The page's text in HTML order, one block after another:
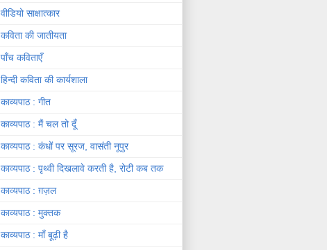
वीडियो साक्षात्कार
कविता की जातीयता
पाँच कविताएँ
हिन्दी कविता की कार्यशाला
काव्यपाठ : गीत
काव्यपाठ : मैं चल तो दूँ
काव्यपाठ : कंधों पर सूरज, वासंती नूपुर
काव्यपाठ : पृथ्वी दिखलावे करती है, रोटी कब तक
काव्यपाठ : ग़ज़ल
काव्यपाठ : मुक्तक
काव्यपाठ : माँ बूढ़ी है